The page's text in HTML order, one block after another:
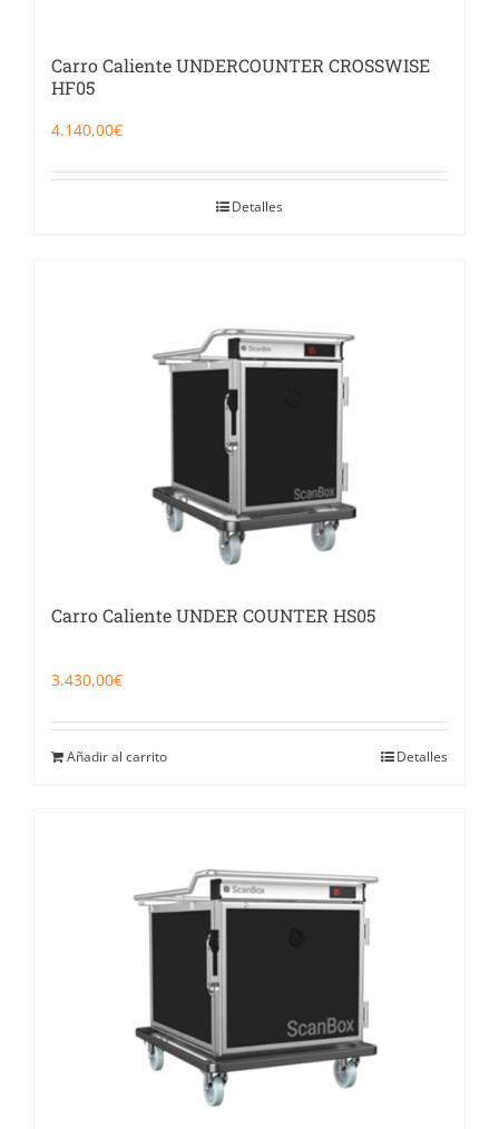
Carro Caliente UNDERCOUNTER CROSSWISE
HF05
4.140,00€
Detalles
Carro Caliente UNDER COUNTER HS05
3.430,00€
Añadir al carrito Detalles